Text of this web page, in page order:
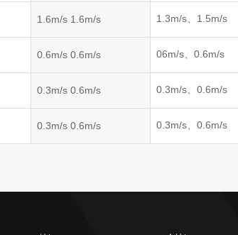
1.6m/s 1.6m/s
0.6m/s 0.6m/s
0.3m/s 0.6m/s
0.3m/s 0.6m/s
1.3m/s、1.5m/s
06m/s、0.6m/s
0.3m/s、0.6m/s
0.3m/s、0.6m/s